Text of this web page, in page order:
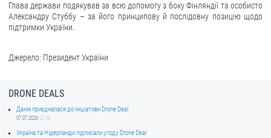
Глава держави подякував за всю допомогу з боку Фінляндії та особисто
Александру Стуббу – за його принципову й послідовну позицію щодо
підтримки України.
Джерело: Президент України
DRONE DEALS
Данія приєдналася до ініціативи Drone Deal
07.07.2026 20:39
Україна та Нідерланди підписали угоду Drone Deal